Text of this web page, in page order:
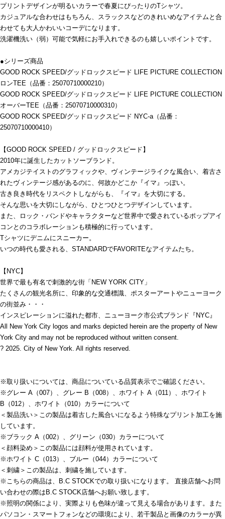
プリントデザインが明るいカラーで春夏にぴったりのTシャツ。
カジュアルな合わせはもちろん、スラックスなどのきれいめなアイテムと合
わせても大人かわいいコーデになります。
洗濯機洗い（弱）可能で気軽にお手入れできるのも嬉しいポイントです。
●シリーズ商品
GOOD ROCK SPEED/グッドロックスピード LIFE PICTURE COLLECTION
ロンTEE（品番：25070710000210）
GOOD ROCK SPEED/グッドロックスピード LIFE PICTURE COLLECTION
オーバーTEE（品番：25070710000310）
GOOD ROCK SPEED/グッドロックスピード NYC-a（品番：
25070710000410）
【GOOD ROCK SPEED / グッドロックスピード】
2010年に誕生したカットソーブランド。
アメカジテイストのグラフィックや、ヴィンテージライクな風合い、着古さ
れたヴィンテージ感があるのに、何故かどこか『イマ』っぽい。
古き良き時代をリスペクトしながらも、『イマ』を大切にする。
そんな思いを大切にしながら、ひとつひとつデザインしています。
また、ロック・バンドやキャラクターなど世界中で愛されているポップアイ
コンとのコラボレーションも積極的に行っています。
Tシャツにデニムにスニーカー。
いつの時代も愛される、STANDARDでFAVORITEなアイテムたち。
【NYC】
世界で最も有名で刺激的な街「NEW YORK CITY」
たくさんの観光名所に、印象的な交通標識、ポスターアートやニューヨーク
の街並み・・・
インスピレーションに溢れた都市、ニューヨーク市公式ブランド『NYC』
All New York City logos and marks depicted herein are the property of New
York City and may not be reproduced without written consent.
? 2025. City of New York. All rights reserved.
※取り扱いについては、商品についている品質表示でご確認ください。
※グレー A（007）、グレー B（008）、ホワイト A（011）、ホワイト
B（012）、ホワイト（010）カラーについて
＜製品洗い＞この製品は着古した風合いになるよう特殊なプリント加工を施
しています。
※ブラック A（002）、グリーン（030）カラーについて
＜顔料染め＞この製品には顔料が使用されています。
※ホワイト C（013）、ブルー（044）カラーについて
＜刺繍＞この製品は、刺繍を施しています。
※こちらの商品は、B.C STOCKでの取り扱いになります。 直接店舗へお問
い合わせの際はB.C STOCK店舗へお願い致します。
※照明の関係により、実際よりも色味が違って見える場合があります。また
パソコン・スマートフォンなどの環境により、若干製品と画像のカラーが異